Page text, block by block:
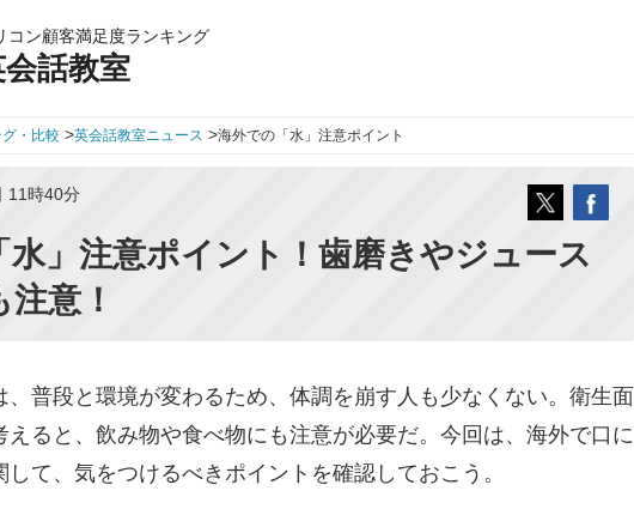
コン顧客満足度ランキング
話教室
・比較 >英会話教室ニュース >海外での「水」注意ポイント
11時40分
水」注意ポイント！歯磨きやジュース
意！
普段と環境が変わるため、体調を崩す人も少なくない。衛生面
えると、飲み物や食べ物にも注意が必要だ。今回は、海外で口に
て、気をつけるべきポイントを確認しておこう。